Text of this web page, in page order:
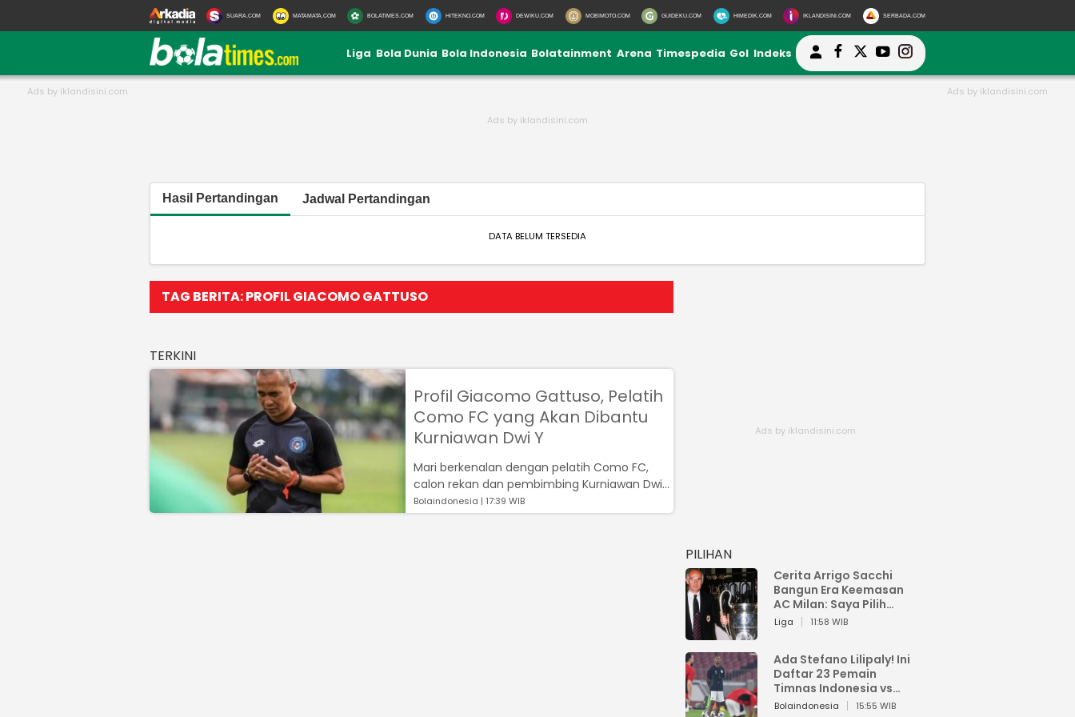
SUARA.COM MATAMATA.COM BOLATIMES.COM HITEKNO.COM DEWIKU.COM MOBIMOTO.COM GUIDEKU.COM HIMEDIK.COM IKLANDISINI.COM SERBADA.COM
Liga Bola Dunia Bola Indonesia Bolatainment Arena Timespedia Gol Indeks
Hasil Pertandingan Jadwal Pertandingan
DATA BELUM TERSEDIA
TAG BERITA: PROFIL GIACOMO GATTUSO
TERKINI
Profil Giacomo Gattuso, Pelatih
Como FC yang Akan Dibantu
Kurniawan Dwi Y
Mari berkenalan dengan pelatih Como FC,
calon rekan dan pembimbing Kurniawan Dwi
Yulianto...
Bolaindonesia | 17:39 WIB
PILIHAN
Cerita Arrigo Sacchi
Bangun Era Keemasan
AC Milan: Saya Pilih
Pemain dari Isi Otaknya
Liga 11:58 WIB
Ada Stefano Lilipaly! Ini
Daftar 23 Pemain
Timnas Indonesia vs
China
Bolaindonesia 15:55 WIB